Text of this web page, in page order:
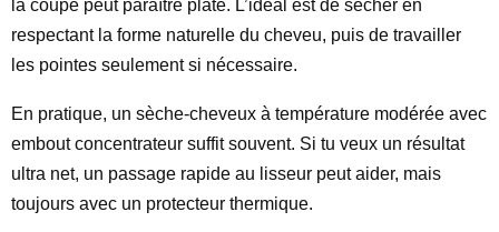
la coupe peut paraître plate. L’idéal est de sécher en
respectant la forme naturelle du cheveu, puis de travailler
les pointes seulement si nécessaire.
En pratique, un sèche-cheveux à température modérée avec
embout concentrateur suffit souvent. Si tu veux un résultat
ultra net, un passage rapide au lisseur peut aider, mais
toujours avec un protecteur thermique.